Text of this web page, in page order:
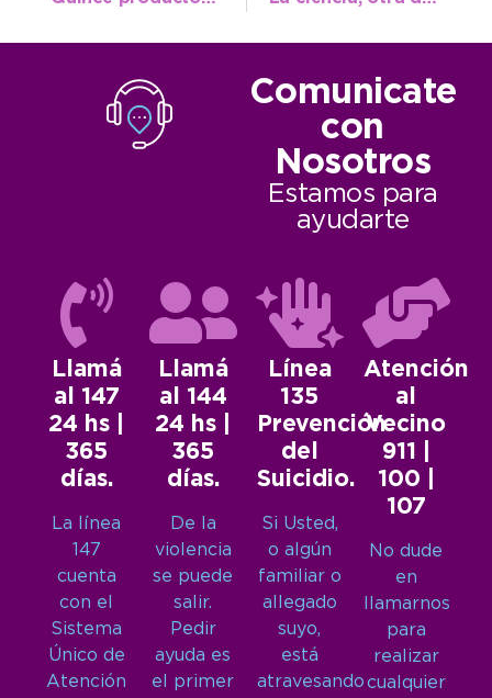
Comunicate
con
Nosotros
Estamos para
ayudarte
Llamá
al 147
24 hs |
365
días.
La línea
147
cuenta
con el
Sistema
Único de
Atención
Llamá
al 144
24 hs |
365
días.
De la
violencia
se puede
salir.
Pedir
ayuda es
el primer
Línea
135
Prevención
del
Suicidio.
Si Usted,
o algún
familiar o
allegado
suyo,
está
atravesando
Atención
al
Vecino
911 |
100 |
107
No dude
en
llamarnos
para
realizar
cualquier